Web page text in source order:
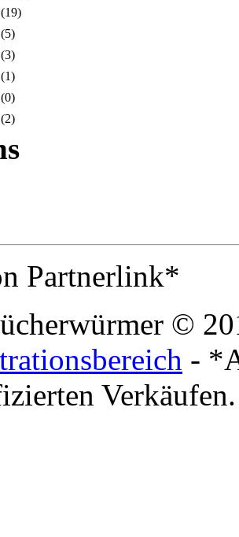
(19)
(5)
(3)
(1)
(0)
(2)
Partnerlink*
©
-
Verkäufen.